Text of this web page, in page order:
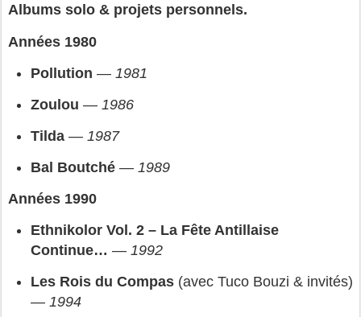
Albums solo & projets personnels.
Années 1980
Pollution — 1981
Zoulou — 1986
Tilda — 1987
Bal Boutché — 1989
Années 1990
Ethnikolor Vol. 2 – La Fête Antillaise
Continue… — 1992
Les Rois du Compas (avec Tuco Bouzi & invités)
— 1994